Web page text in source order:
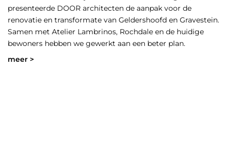
presenteerde DOOR architecten de aanpak voor de
renovatie en transformate van Geldershoofd en Gravestein.
Samen met Atelier Lambrinos, Rochdale en de huidige
bewoners hebben we gewerkt aan een beter plan.
meer >